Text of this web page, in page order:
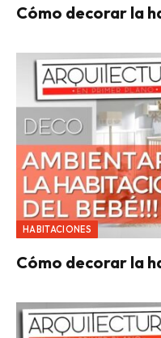
Cómo decorar la
HABITACIONES
Cómo decorar la